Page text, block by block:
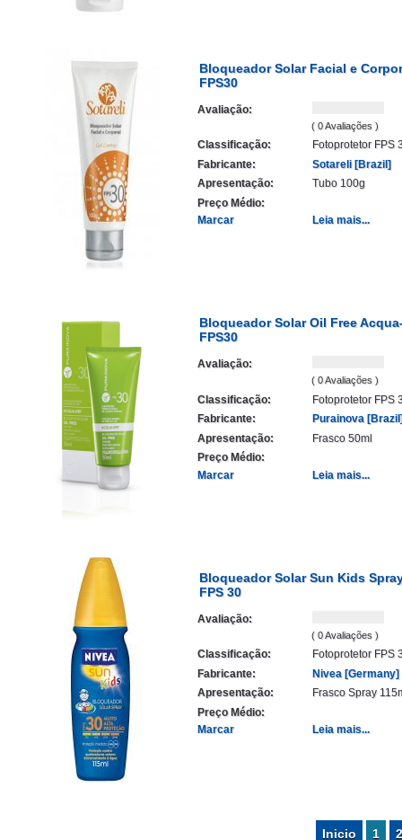
Bloqueador Solar Facial e
FPS30
Avaliação:
( 0 Avaliações )
Classificação:
Fotoprotetor FPS
Fabricante:
Sotareli [Brazil]
Apresentação:
Tubo 100g
Preço Médio:
Marcar
Leia mais...
Bloqueador Solar Oil Free
FPS30
Avaliação:
( 0 Avaliações )
Classificação:
Fotoprotetor FPS
Fabricante:
Purainova
Apresentação:
Frasco 50ml
Preço Médio:
Marcar
Leia mais...
Bloqueador Solar Sun Kids
FPS 30
Avaliação:
( 0 Avaliações )
Classificação:
Fotoprotetor FPS
Fabricante:
Nivea [Germany]
Apresentação:
Frasco Spray
Preço Médio:
Marcar
Leia mais...
Inicio 1 2